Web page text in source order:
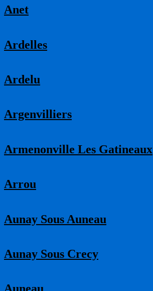
Anet
Ardelles
Ardelu
Argenvilliers
Armenonville Les Gatineaux
Arrou
Aunay Sous Auneau
Aunay Sous Crecy